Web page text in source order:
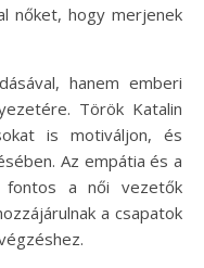
nőket, hogy merjenek
hanem emberi
Török Katalin
is motiváljon, és
Az empátia és a
fontos a női vezetők
a csapatok